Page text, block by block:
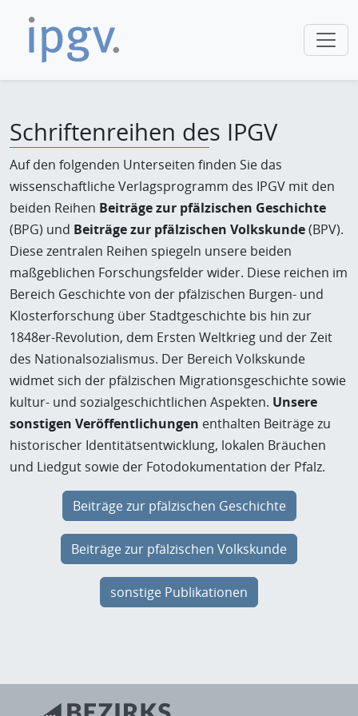
Schriftenreihen des IPGV
Auf den folgenden Unterseiten finden Sie das
wissenschaftliche Verlagsprogramm des IPGV mit den
beiden Reihen Beiträge zur pfälzischen Geschichte
(BPG) und Beiträge zur pfälzischen Volkskunde(BPV).
Diese zentralen Reihen spiegeln unsere beiden
maßgeblichen Forschungsfelder wider. Diese reichen im
Bereich Geschichte von der pfälzischen Burgen- und
Klosterforschung über Stadtgeschichte bis hin zur
1848er-Revolution, dem Ersten Weltkrieg und der Zeit
des Nationalsozialismus. Der Bereich Volkskunde
widmet sich der pfälzischen Migrationsgeschichte sowie
kultur- und sozialgeschichtlichen Aspekten. Unsere
sonstigen Veröffentlichungen enthalten Beiträge zu
historischer Identitätsentwicklung, lokalen Bräuchen
und Liedgut sowie der Fotodokumentation der Pfalz.
Beiträge zur pfälzischen Geschichte
Beiträge zur pfälzischen Volkskunde
sonstige Publikationen